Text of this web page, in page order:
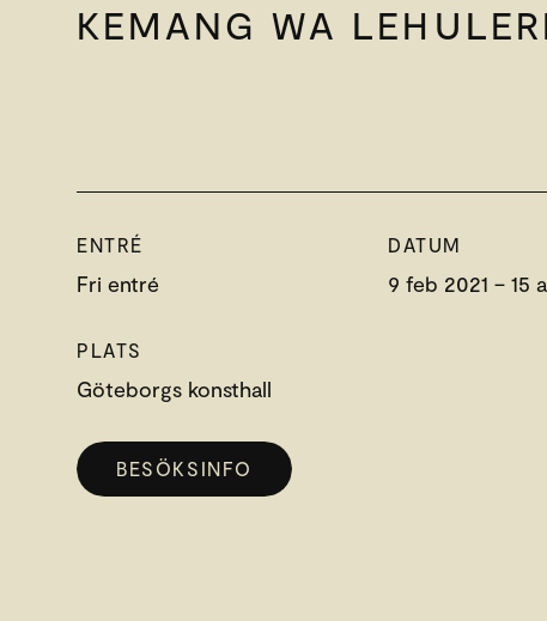
KEMANG WA
ENTRÉ
Fri entré
DATUM
9 feb 2021 – 15
PLATS
Göteborgs konsthall
BESÖKSINFO